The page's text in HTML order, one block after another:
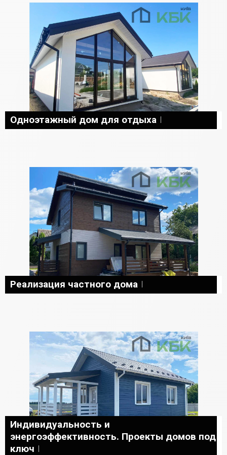
Одноэтажный дом для отдыха
Реализация частного дома
Индивидуальность и
энергоэффективность. Проекты домов под
ключ